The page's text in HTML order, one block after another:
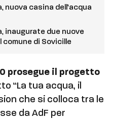
nuova casina dell’acqua
inaugurate due nuove
comune di Sovicille
prosegue il progetto
“La tua acqua, il
che si colloca tra le
da AdF per